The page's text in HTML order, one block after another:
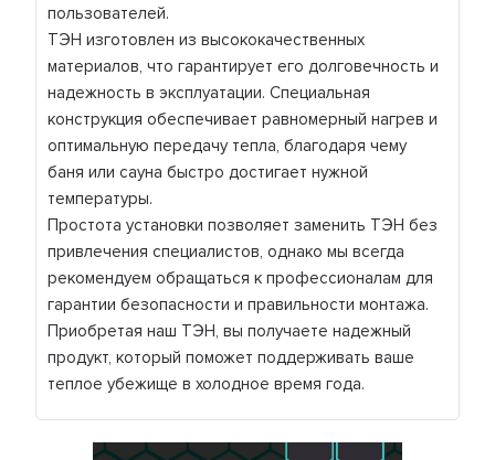
пользователей.
ТЭН изготовлен из высококачественных
материалов, что гарантирует его долговечность и
надежность в эксплуатации. Специальная
конструкция обеспечивает равномерный нагрев и
оптимальную передачу тепла, благодаря чему
баня или сауна быстро достигает нужной
температуры.
Простота установки позволяет заменить ТЭН без
привлечения специалистов, однако мы всегда
рекомендуем обращаться к профессионалам для
гарантии безопасности и правильности монтажа.
Приобретая наш ТЭН, вы получаете надежный
продукт, который поможет поддерживать ваше
теплое убежище в холодное время года.